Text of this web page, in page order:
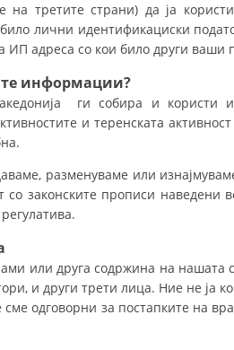
ПРОЕКТИ –
третите страни) да ја
лични идентификациски
ИП адреса со кои било други ваши
информации?
ги собира и користи
и теренската
разменуваме или
со законските прописи наведени
или друга содржина на нашата
и други трети лица. Ние не ја
одговорни за постапките на